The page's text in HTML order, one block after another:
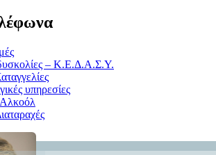
– Κ.Ε.Δ.Α.Σ.Υ.
υπηρεσίες